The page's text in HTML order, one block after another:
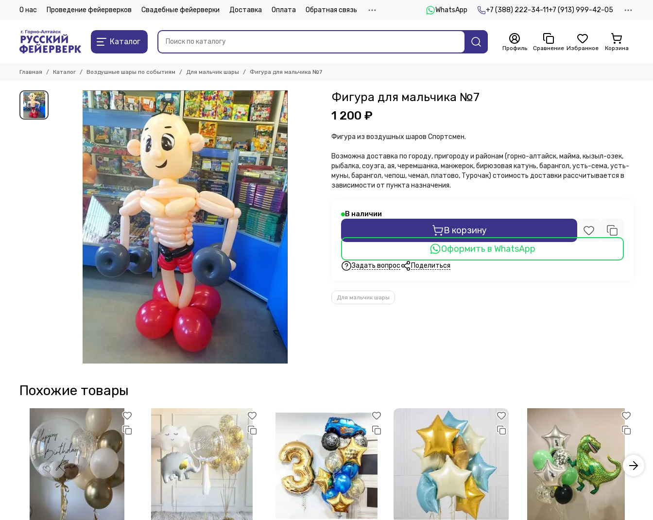
О нас Проведение фейерверков Свадебные фейерверки Доставка Оплата Обратная связь WhatsApp +7 (388) 222-34-11+7 (913) 999-42-05
Каталог
Профиль Сравнение Избранное Корзина
Главная Каталог Воздушные шары по событиям Для мальчик шары Фигура для мальчика №7
Фигура для мальчика №7
1 200 ₽
Фигура из воздушных шаров Спортсмен.
Возможна доставка по городу, пригороду и районам (горно-алтайск, майма, кызыл-озек,
рыбалка, соузга, ая, черемшанка, манжерок, бирюзовая катунь, барангол, усть-сема, усть-
муны, барангол, чепош, чемал, платово, Турочак) стоимость доставки рассчитывается в
зависимости от пункта назначения.
В наличии
В корзину
Оформить в WhatsApp
Задать вопрос Поделиться
Для мальчик шары
Похожие товары